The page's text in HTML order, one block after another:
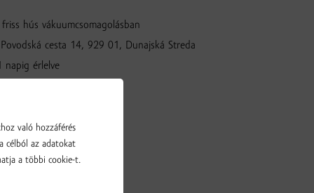
hús vákuumcsomagolásban
Povodská cesta 14, 929 01, Dunajská Streda
napig érlelve
való hozzáférés
célból az adatokat
a többi cookie-t.